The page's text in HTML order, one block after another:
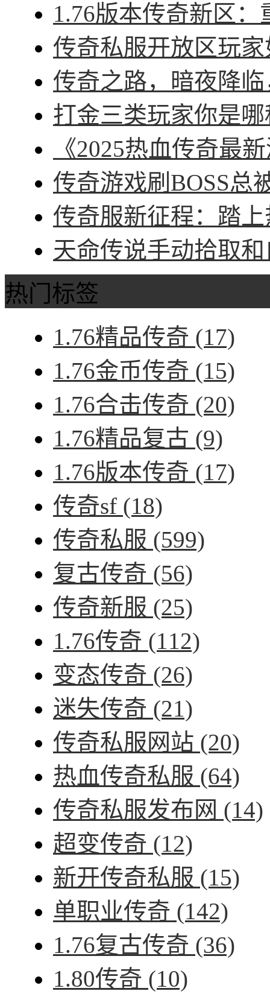
1.76版本传奇新区
传奇私服开放区玩
传奇之路，暗夜降
打金三类玩家你是
《2025热血传奇最
传奇游戏刷BOSS总
传奇服新征程：踏
天命传说手动拾取
热门标签
1.76精品传奇 (17)
1.76金币传奇 (15)
1.76合击传奇 (20)
1.76精品复古 (9)
1.76版本传奇 (17)
传奇sf (18)
传奇私服 (599)
复古传奇 (56)
传奇新服 (25)
1.76传奇 (112)
变态传奇 (26)
迷失传奇 (21)
传奇私服网站 (20)
热血传奇私服 (64)
传奇私服发布网 (14)
超变传奇 (12)
新开传奇私服 (15)
单职业传奇 (142)
1.76复古传奇 (36)
1.80传奇 (10)